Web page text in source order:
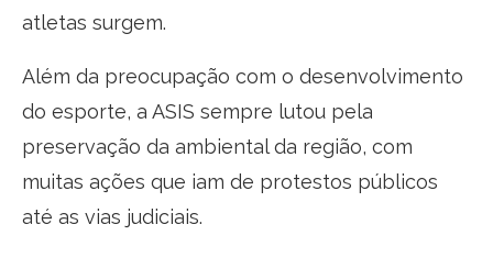
atletas surgem.
Além da preocupação com o desenvolvimento
do esporte, a ASIS sempre lutou pela
preservação da ambiental da região, com
muitas ações que iam de protestos públicos
até as vias judiciais.